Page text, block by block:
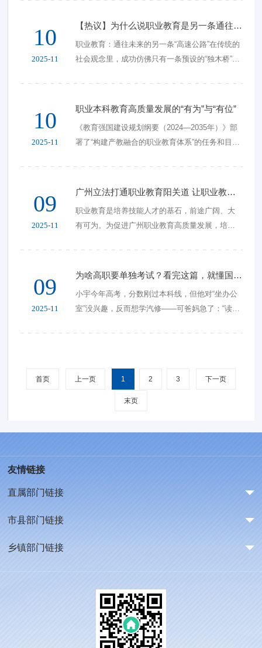
10
2025-11
【热议】为什么说职业教育是另一条通往成功的“高速公路”？
职业教育：通往未来的另一条“高速公路”在传统的
社会观念里，成功仿佛只有一条预设的“独木桥”：
10
2025-11
职业本科教育高质量发展的“有为”与“有位”
《教育强国建设规划纲要（2024—2035年）》部
署了“构建产教融合的职业教育体系”的任务和目
09
2025-11
广州立法打通职业教育阳关道 让职业教育成就更多精彩人生
职业教育是培养技能人才的基石，前途广阔、大
有可为。为促进广州职业教育高质量发展，培养
09
2025-11
为啥高职要单独考试？看完这篇，就懂国家为啥‘力挺’职业教育！
小宇今年高考，分数刚过本科线，但他对“坐办公
室”没兴趣，反而想学汽修——可爸妈急了：“读高
首页 上一页 1 2 3 下一页
末页
友情链接
直属部门链接
市县部门链接
乡镇部门链接